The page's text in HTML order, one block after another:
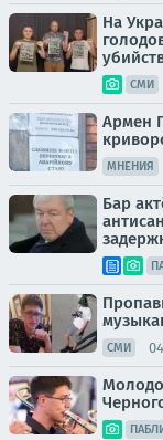
На
СМИ
Армен
МНЕНИЯ
Бар
СМИ